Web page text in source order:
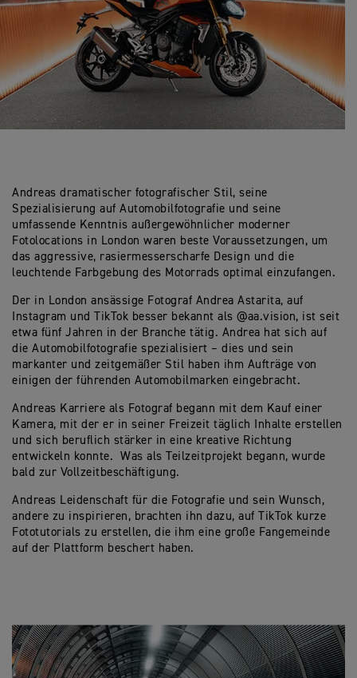
Andreas dramatischer fotografischer Stil, seine
Spezialisierung auf Automobilfotografie und seine
umfassende Kenntnis außergewöhnlicher moderner
Fotolocations in London waren beste Voraussetzungen, um
das aggressive, rasiermesserscharfe Design und die
leuchtende Farbgebung des Motorrads optimal einzufangen.
Der in London ansässige Fotograf Andrea Astarita, auf
Instagram und TikTok besser bekannt als @aa.vision, ist seit
etwa fünf Jahren in der Branche tätig. Andrea hat sich auf
die Automobilfotografie spezialisiert – dies und sein
markanter und zeitgemäßer Stil haben ihm Aufträge von
einigen der führenden Automobilmarken eingebracht.
Andreas Karriere als Fotograf begann mit dem Kauf einer
Kamera, mit der er in seiner Freizeit täglich Inhalte erstellen
und sich beruflich stärker in eine kreative Richtung
entwickeln konnte. Was als Teilzeitprojekt begann, wurde
bald zur Vollzeitbeschäftigung.
Andreas Leidenschaft für die Fotografie und sein Wunsch,
andere zu inspirieren, brachten ihn dazu, auf TikTok kurze
Fototutorials zu erstellen, die ihm eine große Fangemeinde
auf der Plattform beschert haben.